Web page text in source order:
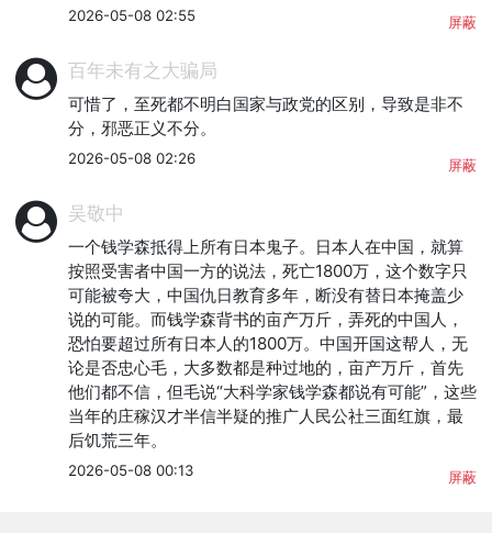
2026-05-08 02:55 屏蔽
百年未有之大骗局
可惜了，至死都不明白国家与政党的区别，导致是非不
分，邪恶正义不分。
2026-05-08 02:26 屏蔽
吴敬中
一个钱学森抵得上所有日本鬼子。日本人在中国，就算
按照受害者中国一方的说法，死亡1800万，这个数字只
可能被夸大，中国仇日教育多年，断没有替日本掩盖少
说的可能。而钱学森背书的亩产万斤，弄死的中国人，
恐怕要超过所有日本人的1800万。中国开国这帮人，无
论是否忠心毛，大多数都是种过地的，亩产万斤，首先
他们都不信，但毛说“大科学家钱学森都说有可能”，这些
当年的庄稼汉才半信半疑的推广人民公社三面红旗，最
后饥荒三年。
2026-05-08 00:13 屏蔽